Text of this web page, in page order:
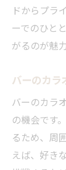
ドからプラ
ーでのひと
がるのが魅
バーのカラ
バーのカラ
の機会です
るため、周
えば、好き